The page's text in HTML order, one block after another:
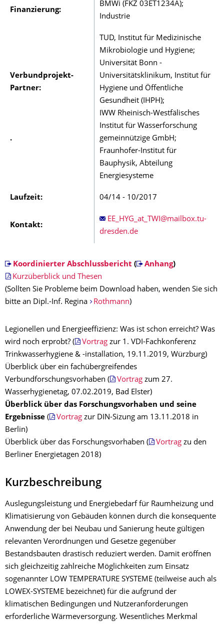
Finanzierung:
BMWi (FKZ 03ET1234A);
Industrie
Verbundprojekt-
Partner:
.
TUD, Institut für Medizinische
Mikrobiologie und Hygiene;
Universität Bonn -
Universitätsklinikum, Institut für
Hygiene und Öffentliche
Gesundheit (IHPH);
IWW Rheinisch-Westfälisches
Institut für Wasserforschung
gemeinnützige GmbH;
Fraunhofer-Institut für
Bauphysik, Abteilung
Energiesysteme
Laufzeit: 04/14 - 10/2017
Kontakt:
Koordinierter Abschlussbericht ( Anhang)
Kurzüberblick und Thesen
(Sollten Sie Probleme beim Download haben, wenden Sie sich
bitte an Dipl.-Inf. Regina
Rothmann)
Legionellen und Energieeffizienz: Was ist schon erreicht? Was
wird noch erprobt? (
Vortrag zur 1. VDI-Fachkonferenz
Trinkwasserhygiene & -installation, 19.11.2019, Würzburg)
Überblick über ein fachübergreifendes
Verbundforschungsvorhaben ( Vortrag zum 27.
Wasserhygienetag, 07.02.2019, Bad Elster)
Überblick über das Forschungsvorhaben und seine
Ergebnisse ( Vortrag zur DIN-Sizung am 13.11.2018 in
Berlin)
Überblick über das Forschungsvorhaben (
Vortrag zu den
Berliner Energietagen 2018)
Kurzbeschreibung
Auslegungsleistung und Energiebedarf für Raumheizung und
Klimatisierung von Gebäuden können durch die konsequente
Anwendung der bei Neubau und Sanierung heute gültigen
relevanten Verordnungen und Gesetze gegenüber
Bestandsbauten drastisch reduziert werden. Damit eröffnen
sich gleichzeitig zahlreiche Möglichkeiten zum Einsatz
sogenannter LOW TEMPERATURE SYSTEME (teilweise auch als
LOWEX-SYSTEME bezeichnet) für die aufgrund der
klimatischen Bedingungen und Nutzeranforderungen
erforderliche Wärmeversorgung. Wesentliches Merkmal